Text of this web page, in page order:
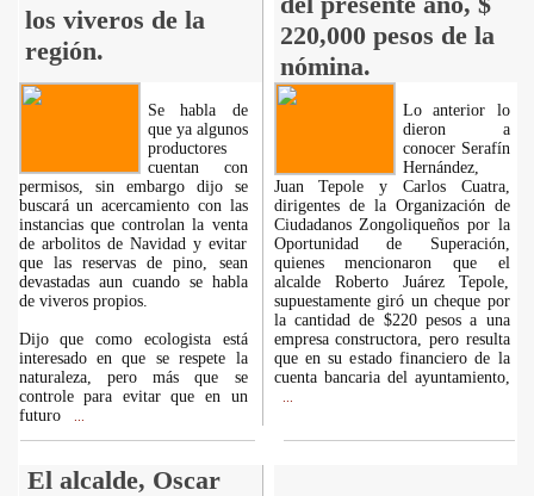
los viveros de la
región.
220,000 pesos de la
nómina.
Se habla de
que ya algunos
productores
cuentan con
permisos, sin embargo dijo se
buscará un acercamiento con las
instancias que controlan la venta
de arbolitos de Navidad y evitar
que las reservas de pino, sean
devastadas aun cuando se habla
de viveros propios.
Dijo que como ecologista está
interesado en que se respete la
naturaleza, pero más que se
controle para evitar que en un
futuro
Lo anterior lo
dieron a
conocer Serafín
Hernández,
Juan Tepole y Carlos Cuatra,
dirigentes de la Organización de
Ciudadanos Zongoliqueños por la
Oportunidad de Superación,
quienes mencionaron que el
alcalde Roberto Juárez Tepole,
supuestamente giró un cheque por
la cantidad de $220 pesos a una
empresa constructora, pero resulta
que en su estado financiero de la
cuenta bancaria del ayuntamiento,
El alcalde, Oscar